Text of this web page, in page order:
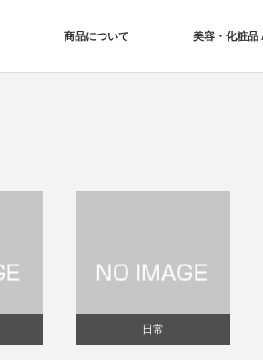
商品について 美容・化粧品
日常